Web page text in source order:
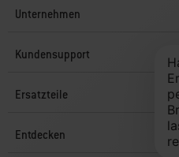
Unternehmen
Kundensupport
Ersatzteile
Entdecken